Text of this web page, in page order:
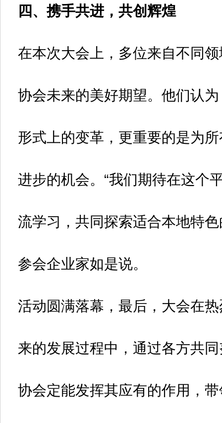
四、携手共进，共创辉煌
在本次大会上，多位来自不同
协会未来的美好期望。他们认
形式上的变革，更重要的是为
进步的机会。“我们期待在这个
流学习，共同探索适合本地特
参会企业家如是说。
活动圆满落幕，最后，大会在
来的发展过程中，通过各方共
协会定能发挥其应有的作用，